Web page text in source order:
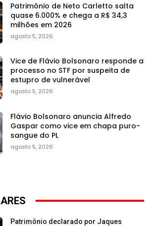
Patrimônio de Neto Carletto salta
quase 6.000% e chega a R$ 34,3
milhões em 2026
agosto 5, 2026
Vice de Flávio Bolsonaro responde a
processo no STF por suspeita de
estupro de vulnerável
agosto 5, 2026
Flávio Bolsonaro anuncia Alfredo
Gaspar como vice em chapa puro-
sangue do PL
agosto 5, 2026
Patrimônio declarado por Jaques